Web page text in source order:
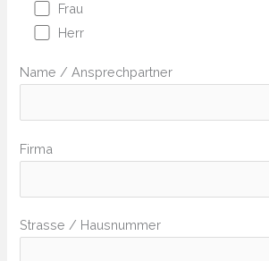
Frau
Herr
Name / Ansprechpartner
Firma
Strasse / Hausnummer